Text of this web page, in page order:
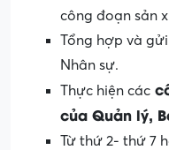
công đoạn sản
Tổng hợp và
Nhân sự.
Thực hiện các
của Quản lý,
Từ thứ 2- thứ 7